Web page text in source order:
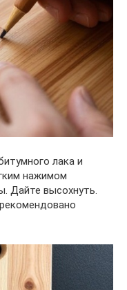
лака и
нажимом
Дайте высохнуть.